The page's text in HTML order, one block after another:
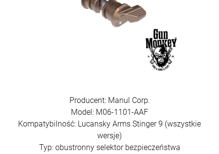
Producent: Manul Corp.
Model: M06-1101-AAF
Kompatybilność: Lucansky Arms Stinger 9 (wszystkie
wersje)
Typ: obustronny selektor bezpieczeństwa